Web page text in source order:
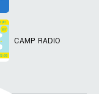
CAMP RADIO